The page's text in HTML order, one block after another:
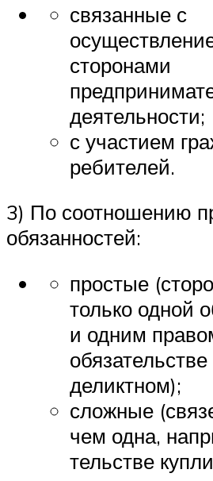
связан­ные с
сторонами
деятельности;
с участием
ребителей.
3) По соотношению
обязанностей:
простые
только одной
и одним
деликтном);
сложные
чем одна,
тельстве